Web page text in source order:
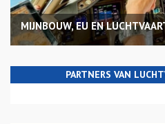
MIJNBOUW, EU EN
PARTNERS VAN